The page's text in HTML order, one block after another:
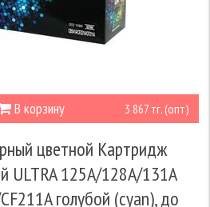
В корзину 3 867 тг. (опт)
цветной Картридж
ULTRA 125A/128A/131A
голубой (cyan), до